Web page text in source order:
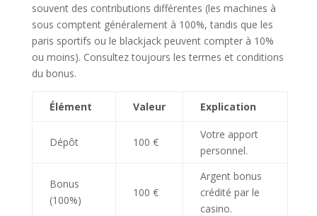
souvent des contributions différentes (les machines à
sous comptent généralement à 100%, tandis que les
paris sportifs ou le blackjack peuvent compter à 10%
ou moins). Consultez toujours les termes et conditions
du bonus.
Élément Valeur Explication
Dépôt 100 €
Votre apport
personnel.
Bonus
(100%)
100 €
Argent bonus
crédité par le
casino.